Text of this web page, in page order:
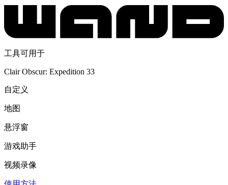
工具可用于
Clair Obscur: Expedition 33
自定义
地图
悬浮窗
游戏助手
视频录像